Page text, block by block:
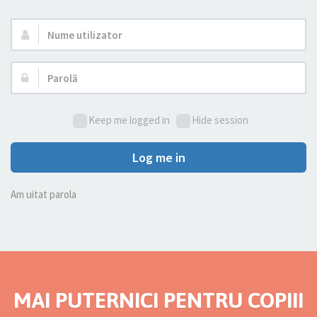
Nume
utilizator:
Parolă:
Keep me logged in Hide session
Log me in
Am uitat parola
MAI PUTERNICI PENTRU COPIII